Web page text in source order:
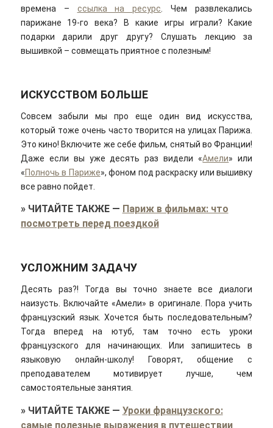
времена – ссылка на ресурс . Чем развлекались
парижане 19-го века? В какие игры играли? Какие
подарки дарили друг другу? Слушать лекцию за
вышивкой – совмещать приятное с полезным!
ИСКУССТВОМ БОЛЬШЕ
Совсем забыли мы про еще один вид искусства,
который тоже очень часто творится на улицах Парижа.
Это кино! Включите же себе фильм, снятый во Франции!
Даже если вы уже десять раз видели «Амели» или
«Полночь в Париже», фоном под раскраску или вышивку
все равно пойдет.
» ЧИТАЙТЕ ТАКЖЕ— Париж в фильмах: что
посмотреть перед поездкой
УСЛОЖНИМ ЗАДАЧУ
Десять раз?! Тогда вы точно знаете все диалоги
наизусть. Включайте «Амели» в оригинале. Пора учить
французский язык. Хочется быть последовательным?
Тогда вперед на ютуб, там точно есть уроки
французского для начинающих. Или запишитесь в
языковую онлайн-школу! Говорят, общение с
преподавателем мотивирует лучше, чем
самостоятельные занятия.
» ЧИТАЙТЕ ТАКЖЕ— Уроки французского:
самые полезные выражения в путешествии